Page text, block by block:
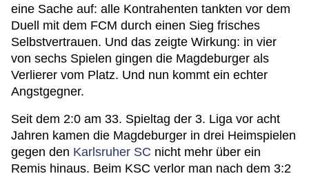
eine Sache auf: alle Kontrahenten tankten vor dem
Duell mit dem FCM durch einen Sieg frisches
Selbstvertrauen. Und das zeigte Wirkung: in vier
von sechs Spielen gingen die Magdeburger als
Verlierer vom Platz. Und nun kommt ein echter
Angstgegner.
Seit dem 2:0 am 33. Spieltag der 3. Liga vor acht
Jahren kamen die Magdeburger in drei Heimspielen
gegen den Karlsruher SC nicht mehr über ein
Remis hinaus. Beim KSC verlor man nach dem 3:2